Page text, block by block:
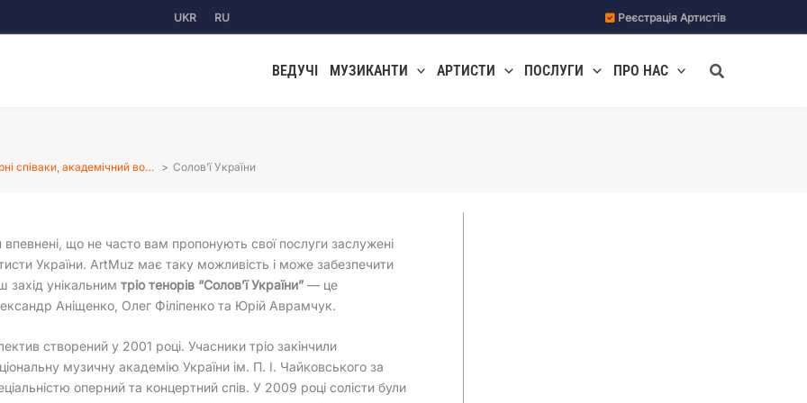
UKR RU Реєстрація Артистів
ВЕДУЧІ МУЗИКАНТИ АРТИСТИ ПОСЛУГИ ПРО НАС Пошук
співаки, академічний во… Солов’ї України
що не часто вам пропонують свої послуги заслужені
України. ArtMuz має таку можливість і може забезпечити
захід унікальним тріо тенорів “Солов’ї України” — це
Аніщенко, Олег Філіпенко та Юрій Аврамчук.
створений у 2001 році. Учасники тріо закінчили
музичну академію України ім. П. І. Чайковського за
оперний та концертний спів. У 2009 році солісти були